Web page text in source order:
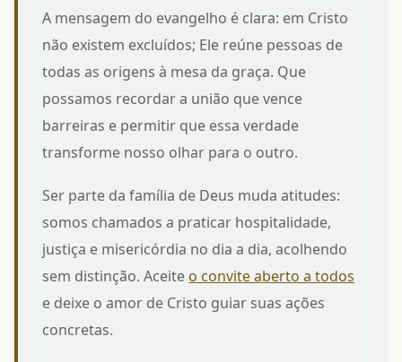
A mensagem do evangelho é clara: em Cristo
não existem excluídos; Ele reúne pessoas de
todas as origens à mesa da graça. Que
possamos recordara união que vence
barreiras e permitir que essa verdade
transforme nosso olhar para o outro.
Ser parte da família de Deus muda atitudes:
somos chamados a praticar hospitalidade,
justiça e misericórdia no dia a dia, acolhendo
sem distinção. Aceite o convite aberto a todos
e deixe o amor de Cristo guiar suas ações
concretas.